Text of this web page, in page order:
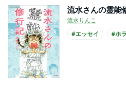
流水さんの霊能
流水りんこ
#エッセイ
#ホ